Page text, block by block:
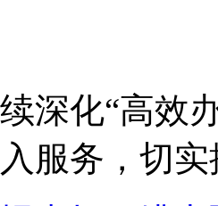
化“高效办
服务，切